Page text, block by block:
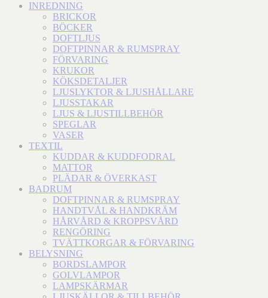
INREDNING
BRICKOR
BÖCKER
DOFTLJUS
DOFTPINNAR & RUMSPRAY
FÖRVARING
KRUKOR
KÖKSDETALJER
LJUSLYKTOR & LJUSHÅLLARE
LJUSSTAKAR
LJUS & LJUSTILLBEHÖR
SPEGLAR
VASER
TEXTIL
KUDDAR & KUDDFODRAL
MATTOR
PLÄDAR & ÖVERKAST
BADRUM
DOFTPINNAR & RUMSPRAY
HANDTVÅL & HANDKRÄM
HÅRVÅRD & KROPPSVÅRD
RENGÖRING
TVÄTTKORGAR & FÖRVARING
BELYSNING
BORDSLAMPOR
GOLVLAMPOR
LAMPSKÄRMAR